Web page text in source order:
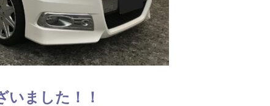
いました！！